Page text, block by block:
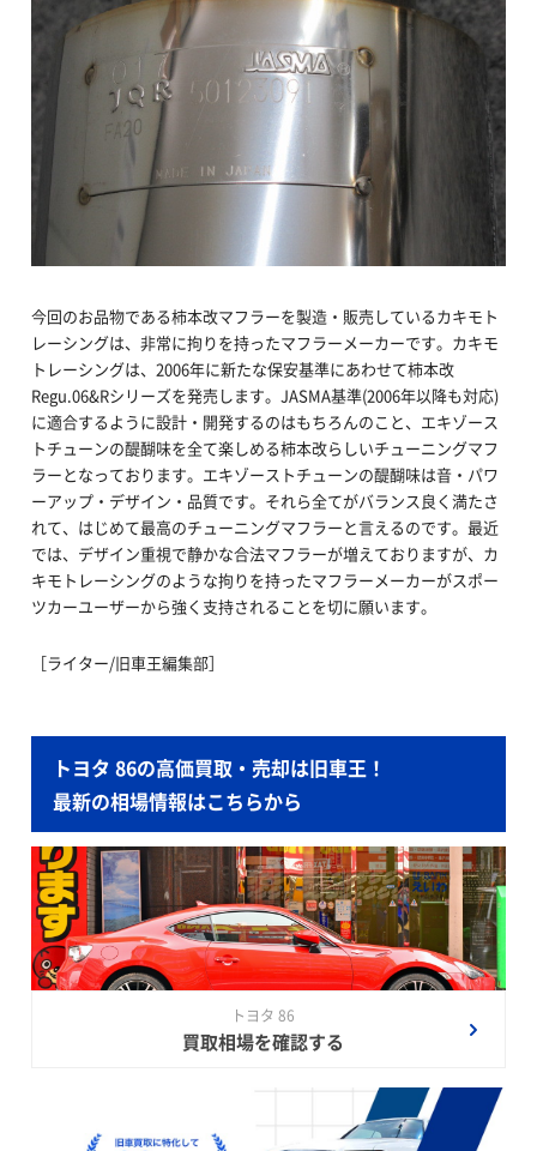
今回のお品物である柿本改マフラーを製造・販売しているカキモト
レーシングは、非常に拘りを持ったマフラーメーカーです。カキモ
トレーシングは、2006年に新たな保安基準にあわせて柿本改
Regu.06&Rシリーズを発売します。JASMA基準(2006年以降も対応)
に適合するように設計・開発するのはもちろんのこと、エキゾース
トチューンの醍醐味を全て楽しめる柿本改らしいチューニングマフ
ラーとなっております。エキゾーストチューンの醍醐味は音・パワ
ーアップ・デザイン・品質です。それら全てがバランス良く満たさ
れて、はじめて最高のチューニングマフラーと言えるのです。最近
では、デザイン重視で静かな合法マフラーが増えておりますが、カ
キモトレーシングのような拘りを持ったマフラーメーカーがスポー
ツカーユーザーから強く支持されることを切に願います。
［ライター/旧車王編集部］
トヨタ 86の高価買取・売却は旧車王！
最新の相場情報はこちらから
トヨタ 86
買取相場を確認する